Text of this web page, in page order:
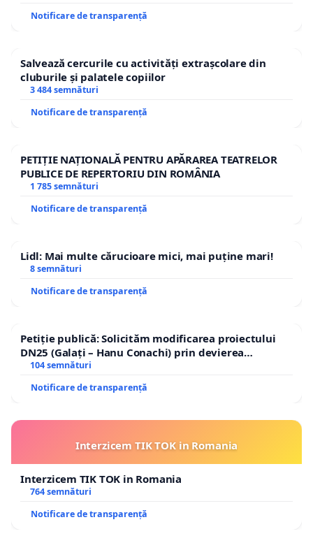
Notificare de transparență
Salvează cercurile cu activități extrașcolare din
cluburile și palatele copiilor
3 484 semnături
Notificare de transparență
PETIȚIE NAȚIONALĂ PENTRU APĂRAREA TEATRELOR
PUBLICE DE REPERTORIU DIN ROMÂNIA
1 785 semnături
Notificare de transparență
Lidl: Mai multe cărucioare mici, mai puține mari!
8 semnături
Notificare de transparență
Petiție publică: Solicităm modificarea proiectului
DN25 (Galați – Hanu Conachi) prin devierea
traseului în afara localităților!
104 semnături
Notificare de transparență
Interzicem TIK TOK in Romania
Interzicem TIK TOK in Romania
764 semnături
Notificare de transparență